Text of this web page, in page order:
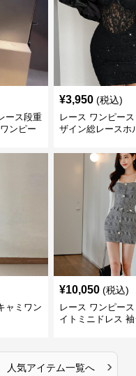
ース段重
ンピー
¥3,950 (税込)
レース ワンピー
ザイン総レースホ
ャミワン
¥10,050 (税込)
レース ワンピー
イトミニドレス
人気アイテム一覧へ ›